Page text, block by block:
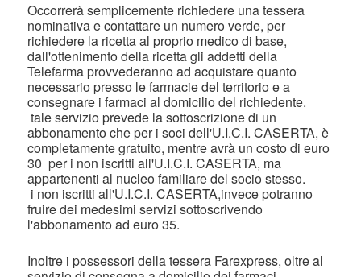
Occorrerà semplicemente richiedere una tessera
nominativa e contattare un numero verde, per
richiedere la ricetta al proprio medico di base,
dall'ottenimento della ricetta gli addetti della
Telefarma provvederanno ad acquistare quanto
necessario presso le farmacie del territorio e a
consegnare i farmaci al domicilio del richiedente.
tale servizio prevede la sottoscrizione di un
abbonamento che per i soci dell'U.I.C.I. CASERTA, è
completamente gratuito, mentre avrà un costo di euro
30 per i non iscritti all'U.I.C.I. CASERTA, ma
appartenenti al nucleo familiare del socio stesso.
i non iscritti all'U.I.C.I. CASERTA,invece potranno
fruire dei medesimi servizi sottoscrivendo
l'abbonamento ad euro 35.
Inoltre i possessori della tessera Farexpress, oltre al